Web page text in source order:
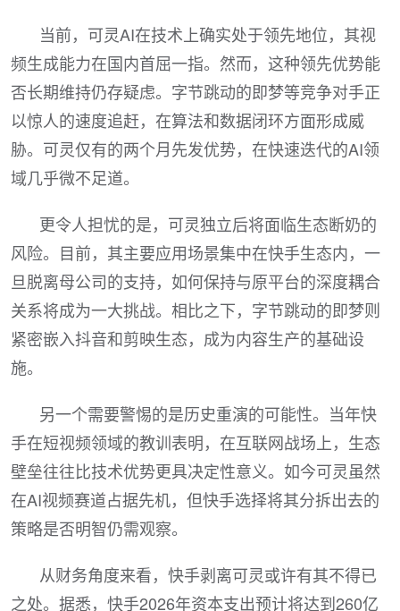
当前，可灵AI在技术上确实处于领先地位，其视
频生成能力在国内首屈一指。然而，这种领先优势能
否长期维持仍存疑虑。字节跳动的即梦等竞争对手正
以惊人的速度追赶，在算法和数据闭环方面形成威
胁。可灵仅有的两个月先发优势，在快速迭代的AI领
域几乎微不足道。
更令人担忧的是，可灵独立后将面临生态断奶的
风险。目前，其主要应用场景集中在快手生态内，一
旦脱离母公司的支持，如何保持与原平台的深度耦合
关系将成为一大挑战。相比之下，字节跳动的即梦则
紧密嵌入抖音和剪映生态，成为内容生产的基础设
施。
另一个需要警惕的是历史重演的可能性。当年快
手在短视频领域的教训表明，在互联网战场上，生态
壁垒往往比技术优势更具决定性意义。如今可灵虽然
在AI视频赛道占据先机，但快手选择将其分拆出去的
策略是否明智仍需观察。
从财务角度来看，快手剥离可灵或许有其不得已
之处。据悉，快手2026年资本支出预计将达到260亿